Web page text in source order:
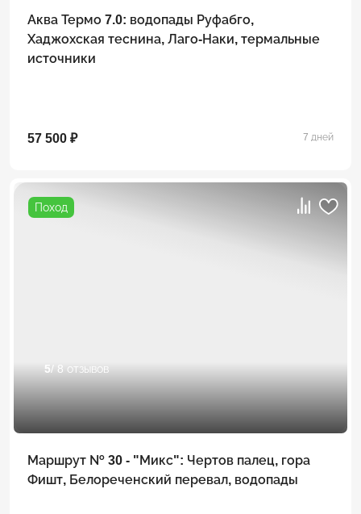
Аква Термо 7.0: водопады Руфабго,
Хаджохская теснина, Лаго-Наки, термальные
источники
57 500 ₽ 7 дней
Поход
5/ 8 отзывов
Маршрут № 30 - "Микс": Чертов палец, гора
Фишт, Белореченский перевал, водопады